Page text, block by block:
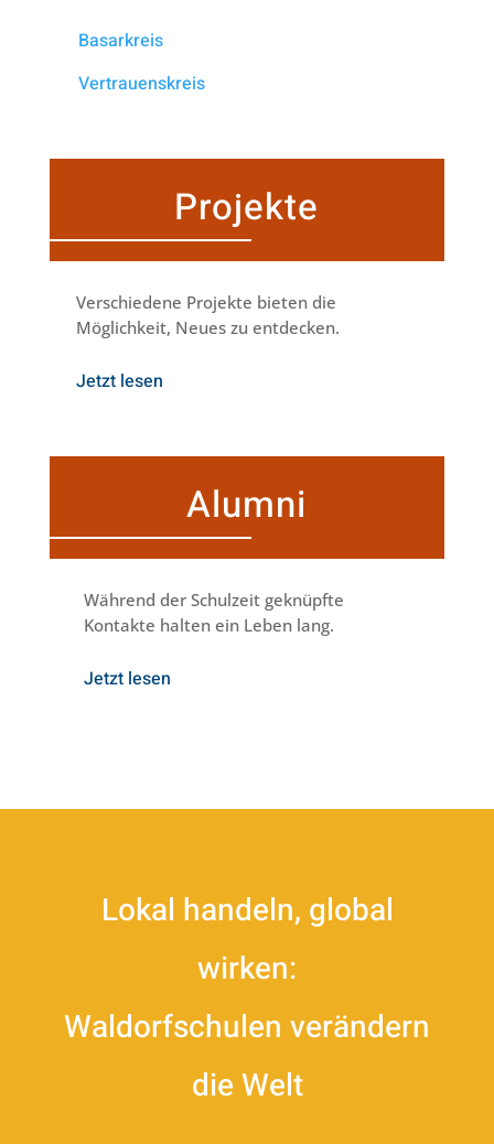
Basarkreis
Vertrauenskreis
Projekte
Verschiedene Projekte bieten die
Möglichkeit, Neues zu entdecken.
Jetzt lesen
Alumni
Während der Schulzeit geknüpfte
Kontakte halten ein Leben lang.
Jetzt lesen
Lokal handeln, global
wirken:
Waldorfschulen verändern
die Welt